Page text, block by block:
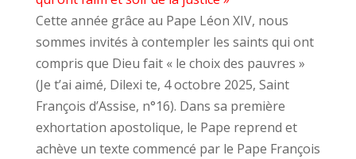
Cette année grâce au Pape Léon XIV, nous
sommes invités à contempler les saints qui ont
compris que Dieu fait « le choix des pauvres »
(Je t’ai aimé, Dilexi te, 4 octobre 2025, Saint
François d’Assise, n°16). Dans sa première
exhortation apostolique, le Pape reprend et
achève un texte commencé par le Pape François